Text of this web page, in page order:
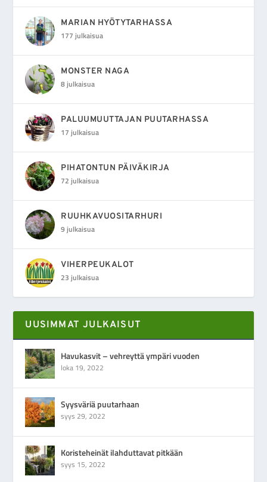
MARIAN HYÖTYTARHASSA
177 julkaisua
MONSTER NAGA
8 julkaisua
PALUUMUUTTAJAN PUUTARHASSA
17 julkaisua
PIHATONTUN PÄIVÄKIRJA
72 julkaisua
RUUHKAVUOSITARHURI
9 julkaisua
VIHERPEUKALOT
23 julkaisua
UUSIMMAT JULKAISUT
Havukasvit – vehreyttä ympäri vuoden
loka 19, 2022
Syysväriä puutarhaan
syys 29, 2022
Koristeheinät ilahduttavat pitkään
syys 15, 2022